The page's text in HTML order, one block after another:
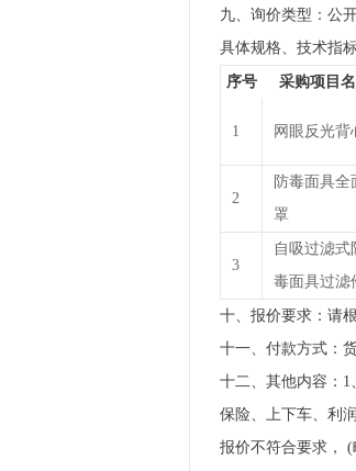
九、询价类型：公
具体规格、技术指
序号 采购项目
1 网眼反光背
2
防毒面具全
罩
3
自吸过滤式
毒面具过滤
十、报价要求：请
十一、付款方式：
十二、其他内容：1
保险、上下车、利
报价不符合要求，